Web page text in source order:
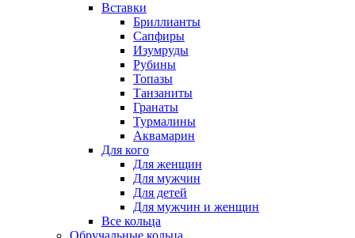
Вставки
Бриллианты
Сапфиры
Изумруды
Рубины
Топазы
Танзаниты
Гранаты
Турмалины
Аквамарин
Для кого
Для женщин
Для мужчин
Для детей
Для мужчин и женщин
Все кольца
Обручальные кольца